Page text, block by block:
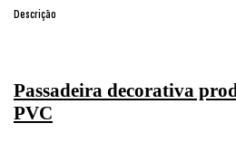
Descrição
Passadeira decorativa
PVC